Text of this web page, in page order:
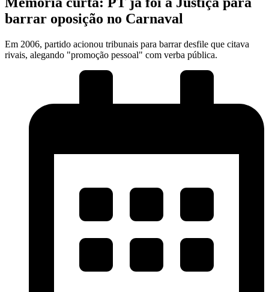
barrar oposição no Carnaval
Em 2006, partido acionou tribunais para barrar desfile que citava
rivais, alegando "promoção pessoal" com verba pública.